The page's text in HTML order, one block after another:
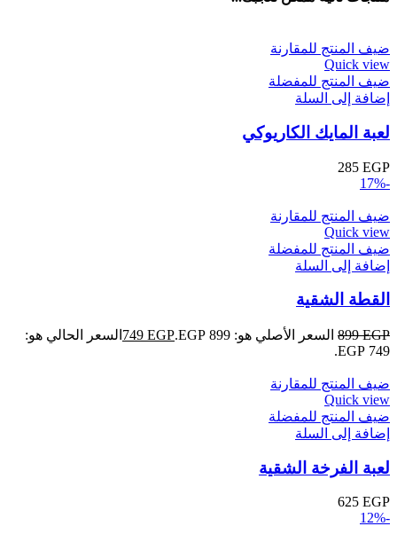
ضيف المنتج للمقارنة
Quick view
ضيف المنتج للمفضلة
إضافة إلى السلة
لعبة المايك الكاريوكي
285 EGP
-17%
ضيف المنتج للمقارنة
Quick view
ضيف المنتج للمفضلة
إضافة إلى السلة
القطة الشقية
899EGP السعر الأصلي هو: 899 EGP. 749 EGP
السعر الحالي هو:
749 EGP.
ضيف المنتج للمقارنة
Quick view
ضيف المنتج للمفضلة
إضافة إلى السلة
لعبة الفرخة الشقية
625 EGP
-12%